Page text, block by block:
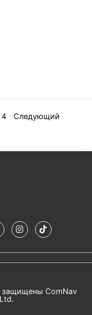
4 Следующий
ComNav